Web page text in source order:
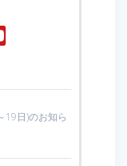
19日)のお知ら